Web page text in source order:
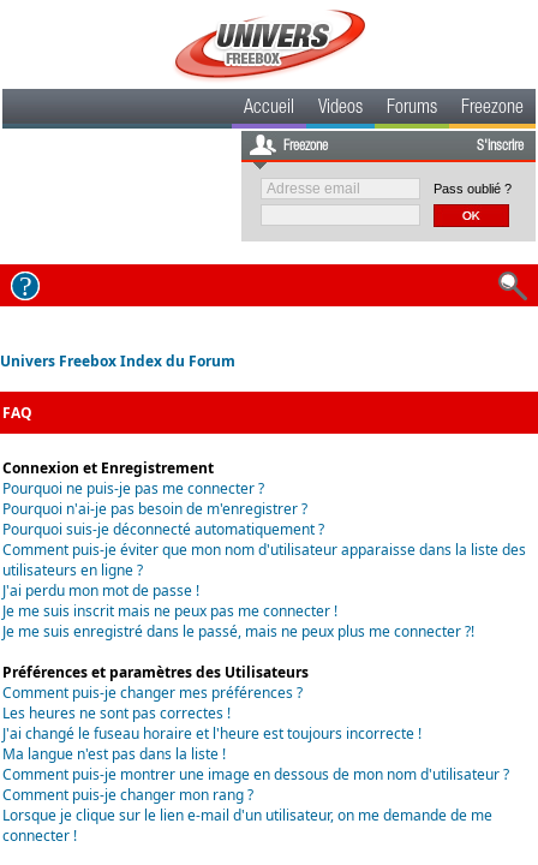
Accueil Videos Forums Freezone
Freezone S'inscrire
Pass oublié ?
Univers Freebox Index du Forum
FAQ
Connexion et Enregistrement
Pourquoi ne puis-je pas me connecter ?
Pourquoi n'ai-je pas besoin de m'enregistrer ?
Pourquoi suis-je déconnecté automatiquement ?
Comment puis-je éviter que mon nom d'utilisateur apparaisse dans la liste des
utilisateurs en ligne ?
J'ai perdu mon mot de passe !
Je me suis inscrit mais ne peux pas me connecter !
Je me suis enregistré dans le passé, mais ne peux plus me connecter ?!
Préférences et paramètres des Utilisateurs
Comment puis-je changer mes préférences ?
Les heures ne sont pas correctes !
J'ai changé le fuseau horaire et l'heure est toujours incorrecte !
Ma langue n'est pas dans la liste !
Comment puis-je montrer une image en dessous de mon nom d'utilisateur ?
Comment puis-je changer mon rang ?
Lorsque je clique sur le lien e-mail d'un utilisateur, on me demande de me
connecter !